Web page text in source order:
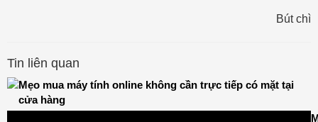
Bút chì
Tin liên quan
Mẹo mua máy tính online không cần trực tiếp có mặt tại
cửa hàng